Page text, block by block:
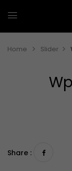
Home Slider
Share :